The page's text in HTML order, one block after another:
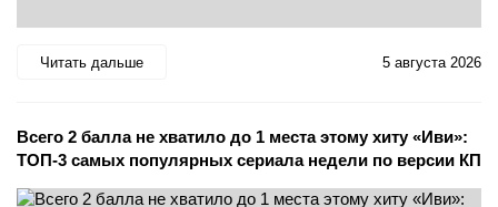
Читать дальше 5 августа 2026
Всего 2 балла не хватило до 1 места этому хиту «Иви»:
ТОП-3 самых популярных сериала недели по версии КП